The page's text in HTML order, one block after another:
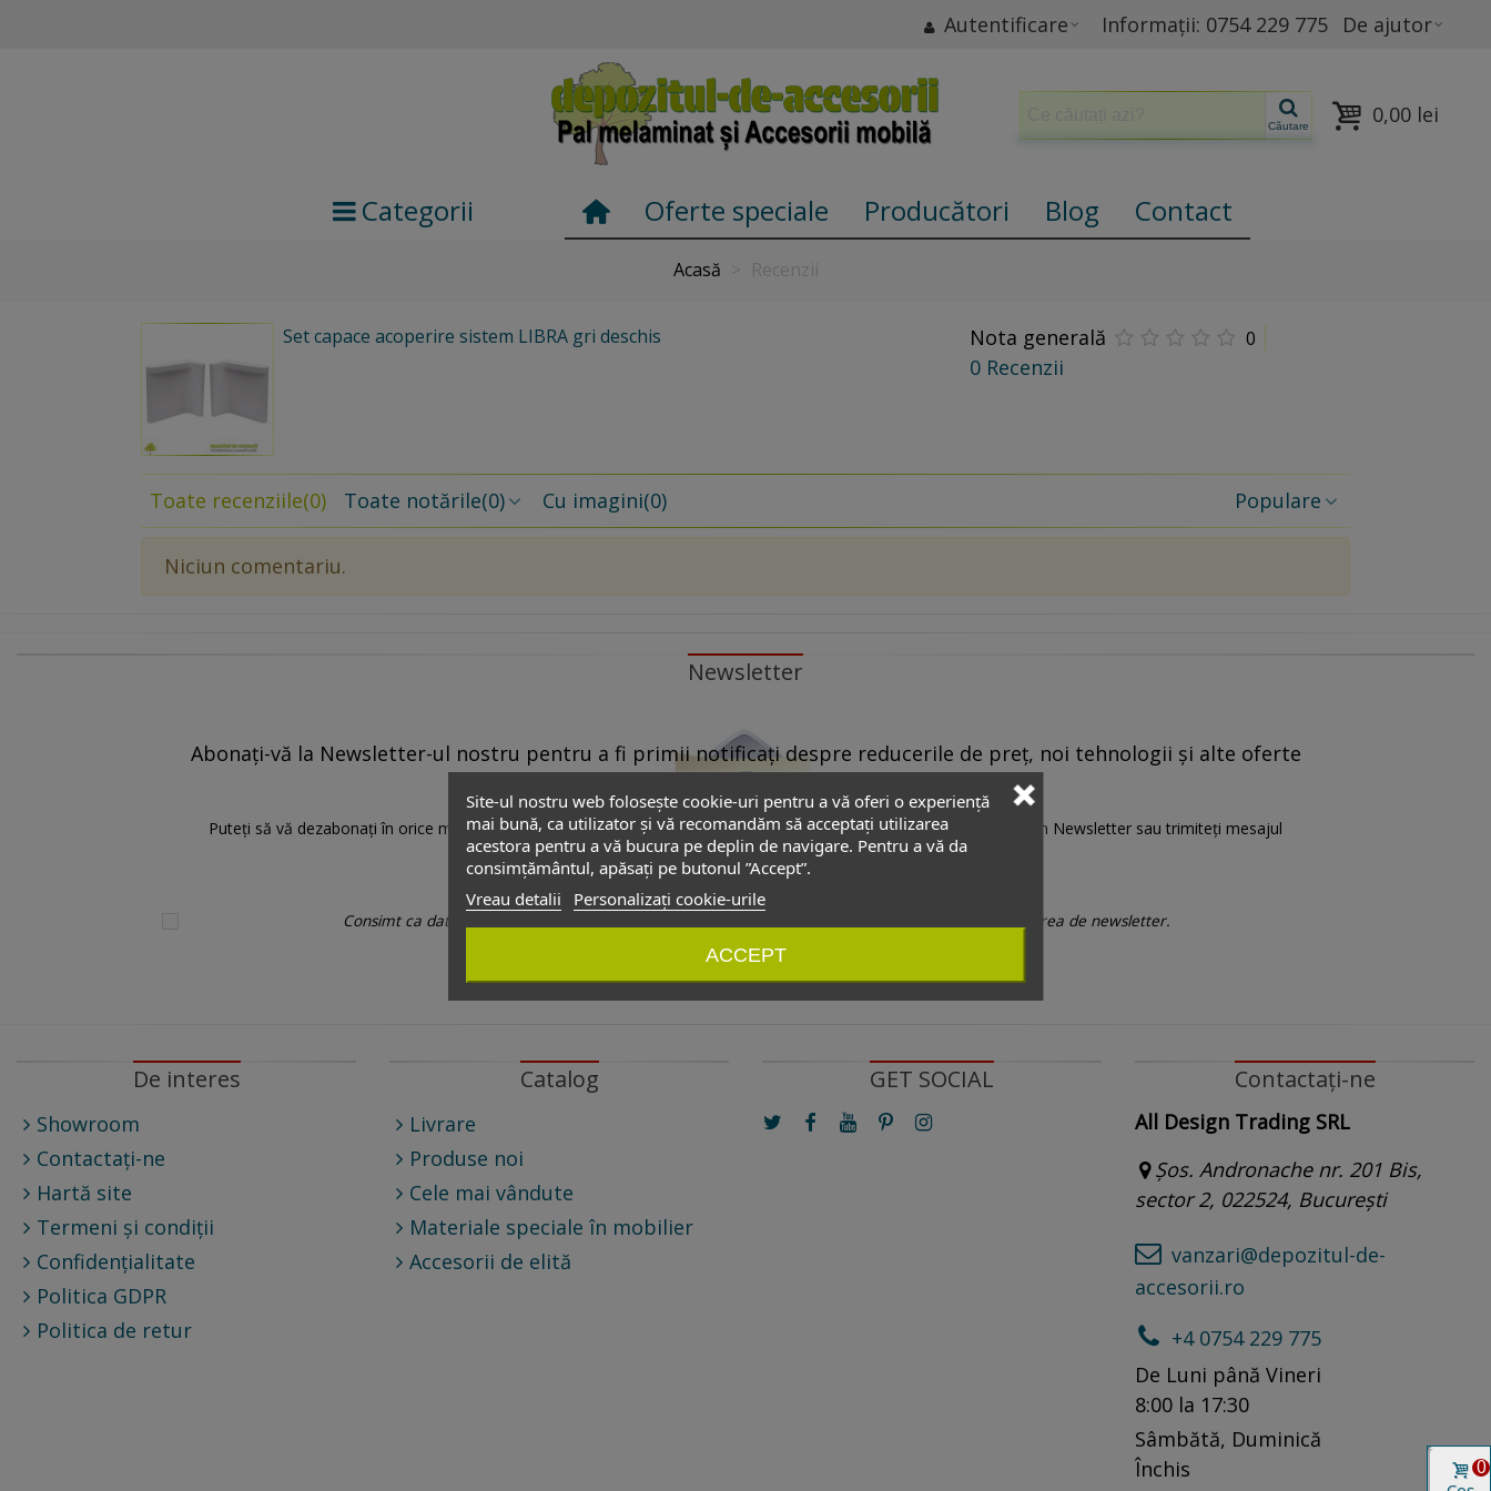
Autentificare Informații: 0754 229 775 De ajutor
Căutare 0,00 lei
Categorii Oferte speciale Producători Blog Contact
Acasă
Set capace acoperire sistem LIBRA gri deschis Nota generală 0
0 Recenzii
Toate recenziile(0) Toate notările(0) Cu imagini(0) Populare
Niciun comentariu.
Site-ul nostru web folosește cookie-uri pentru a vă oferi o experiență
mai bună, ca utilizator și vă recomandăm să acceptați utilizarea
acestora pentru a vă bucura pe deplin de navigare. Pentru a vă da
consimțământul, apăsați pe butonul ”Accept”.
Vreau detalii
Personalizați cookie-urile
ACCEPT
Newsletter
Abonați-vă la Newsletter-ul nostru pentru a fi primii notificați despre reducerile de preț, noi tehnologii și alte oferte
Puteți să vă dezabonați în orice moment. Pentru aceasta este suficient să dați ”click” pe oricare link ”Dezabonare” din Newsletter sau trimiteți mesajul
”dezabonare” din formularul de contact.
Consimt ca datele personale introduse în acest formular să poată fi folosite exclusiv pentru trimiterea de newsletter.
De interes
Showroom
Contactați-ne
Hartă site
Termeni și condiții
Confidențialitate
Politica GDPR
Politica de retur
Catalog
Livrare
Produse noi
Cele mai vândute
Materiale speciale în mobilier
Accesorii de elită
GET SOCIAL Contactați-ne
All Design Trading SRL
Șos. Andronache nr. 201 Bis,
sector 2, 022524, București
vanzari@depozitul-de-
accesorii.ro
+4 0754 229 775
De Luni până Vineri
8:00 la 17:30
Sâmbătă, Duminică
Închis
0